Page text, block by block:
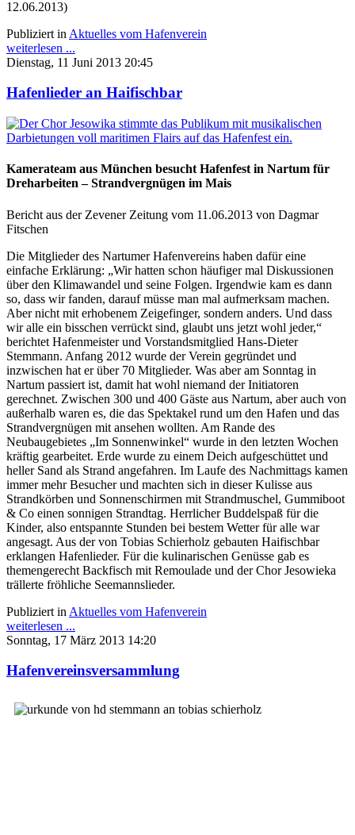
12.06.2013)
Publiziert in Aktuelles vom Hafenverein
weiterlesen ...
Dienstag, 11 Juni 2013 20:45
Hafenlieder an Haifischbar
Kamerateam aus München besucht Hafenfest in Nartum für
Dreharbeiten – Strandvergnügen im Mais
Bericht aus der Zevener Zeitung vom 11.06.2013 von Dagmar
Fitschen
Die Mitglieder des Nartumer Hafenvereins haben dafür eine
einfache Erklärung: „Wir hatten schon häufiger mal Diskussionen
über den Klimawandel und seine Folgen. Irgendwie kam es dann
so, dass wir fanden, darauf müsse man mal aufmerksam machen.
Aber nicht mit erhobenem Zeigefinger, sondern anders. Und dass
wir alle ein bisschen verrückt sind, glaubt uns jetzt wohl jeder,“
berichtet Hafenmeister und Vorstandsmitglied Hans-Dieter
Stemmann. Anfang 2012 wurde der Verein gegründet und
inzwischen hat er über 70 Mitglieder. Was aber am Sonntag in
Nartum passiert ist, damit hat wohl niemand der Initiatoren
gerechnet. Zwischen 300 und 400 Gäste aus Nartum, aber auch von
außerhalb waren es, die das Spektakel rund um den Hafen und das
Strandvergnügen mit ansehen wollten. Am Rande des
Neubaugebietes „Im Sonnenwinkel“ wurde in den letzten Wochen
kräftig gearbeitet. Erde wurde zu einem Deich aufgeschüttet und
heller Sand als Strand angefahren. Im Laufe des Nachmittags kamen
immer mehr Besucher und machten sich in dieser Kulisse aus
Strandkörben und Sonnenschirmen mit Strandmuschel, Gummiboot
& Co einen sonnigen Strandtag. Herrlicher Buddelspaß für die
Kinder, also entspannte Stunden bei bestem Wetter für alle war
angesagt. Aus der von Tobias Schierholz gebauten Haifischbar
erklangen Hafenlieder. Für die kulinarischen Genüsse gab es
themengerecht Backfisch mit Remoulade und der Chor Jesowieka
trällerte fröhliche Seemannslieder.
Publiziert in Aktuelles vom Hafenverein
weiterlesen ...
Sonntag, 17 März 2013 14:20
Hafenvereinsversammlung